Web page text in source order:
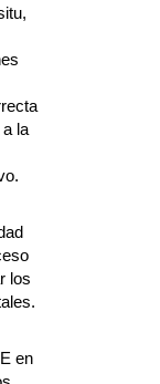
la
los
en